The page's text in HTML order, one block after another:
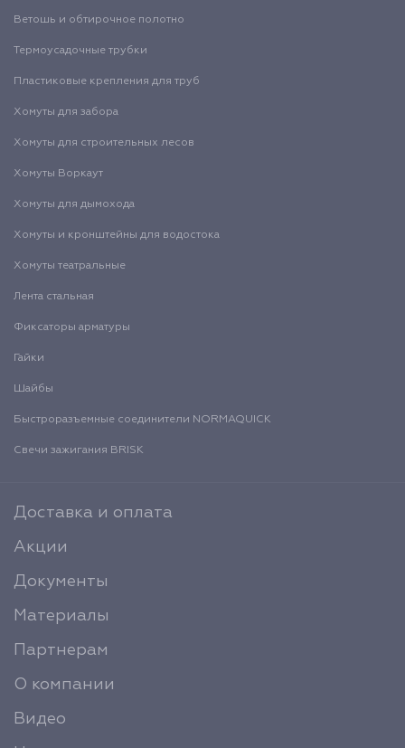
Ветошь и обтирочное полотно
Термоусадочные трубки
Пластиковые крепления для труб
Хомуты для забора
Хомуты для строительных лесов
Хомуты Воркаут
Хомуты для дымохода
Хомуты и кронштейны для водостока
Хомуты театральные
Лента стальная
Фиксаторы арматуры
Гайки
Шайбы
Быстроразъемные соединители NORMAQUICK
Свечи зажигания BRISK
Доставка и оплата
Акции
Документы
Материалы
Партнерам
О компании
Видео